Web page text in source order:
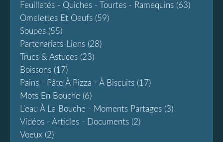
Feuilletés - Quiches - Tourtes - Ramequins (63)
Omelettes Et Oeufs (59)
Soupes (55)
Partenariats-Liens (28)
Trucs & Astuces (23)
Boissons (17)
Pains - Pâte À Pizza - À Biscuits (17)
Mots En Bouche (6)
L'eau À La Bouche - Moments Partages (3)
Vidéos - Articles - Documents (2)
Voeux (2)